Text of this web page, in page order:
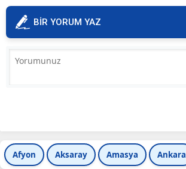
BİR YORUM YAZ
Afyon Aksaray Amasya Ankara